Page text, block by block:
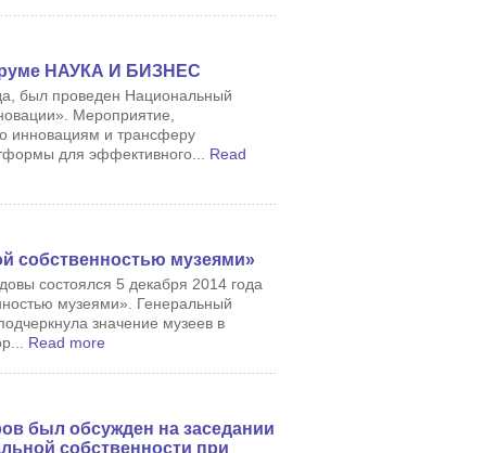
НАУКА И БИЗНЕС
был проведен Национальный
Мероприятие,
инновациям и трансферу
для эффективного... Read
собственностью музеями»
состоялся 5 декабря 2014 года
музеями». Генеральный
значение музеев в
Read more
был обсужден на заседании
собственности при